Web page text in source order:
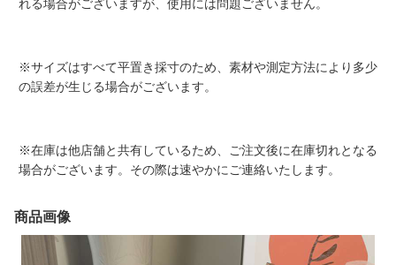
れる場合がございますが、使用には問題ございません。
※サイズはすべて平置き採寸のため、素材や測定方法により多少
の誤差が生じる場合がございます。
※在庫は他店舗と共有しているため、ご注文後に在庫切れとなる
場合がございます。その際は速やかにご連絡いたします。
商品画像